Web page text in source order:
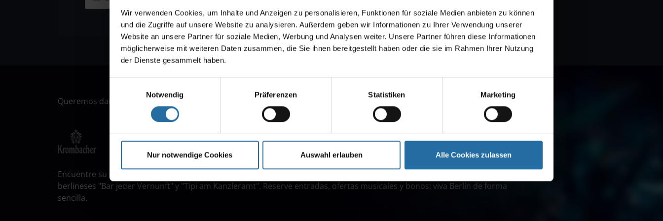
Wir verwenden Cookies, um Inhalte und Anzeigen zu personalisieren, Funktionen für soziale Medien anbieten zu können
und die Zugriffe auf unsere Website zu analysieren. Außerdem geben wir Informationen zu Ihrer Verwendung unserer
Website an unsere Partner für soziale Medien, Werbung und Analysen weiter. Unsere Partner führen diese Informationen
möglicherweise mit weiteren Daten zusammen, die Sie ihnen bereitgestellt haben oder die sie im Rahmen Ihrer Nutzung
der Dienste gesammelt haben.
Notwendig
Präferenzen Statistiken Marketing
Nur notwendige Cookies Auswahl erlauben Alle Cookies zulassen
Queremos dar las gracias a nuestros socios:
Encuentre su evento en Berlín! musical.berlin presenta musicales y espectáculos especiales de los renombrados teatros
berlineses "Bar jeder Vernunft" y "Tipi am Kanzleramt". Reserve entradas, ofertas musicales y bonos: viva Berlín de forma
sencilla.